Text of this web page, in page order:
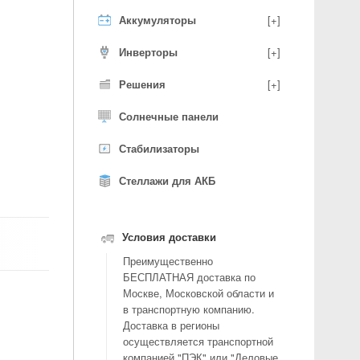
Аккумуляторы [+]
Инверторы [+]
Решения [+]
Солнечные панели
Стабилизаторы
Стеллажи для АКБ
Условия доставки
Преимущественно
БЕСПЛАТНАЯ доставка по
Москве, Московской области и
в транспортную компанию.
Доставка в регионы
осуществляется транспортной